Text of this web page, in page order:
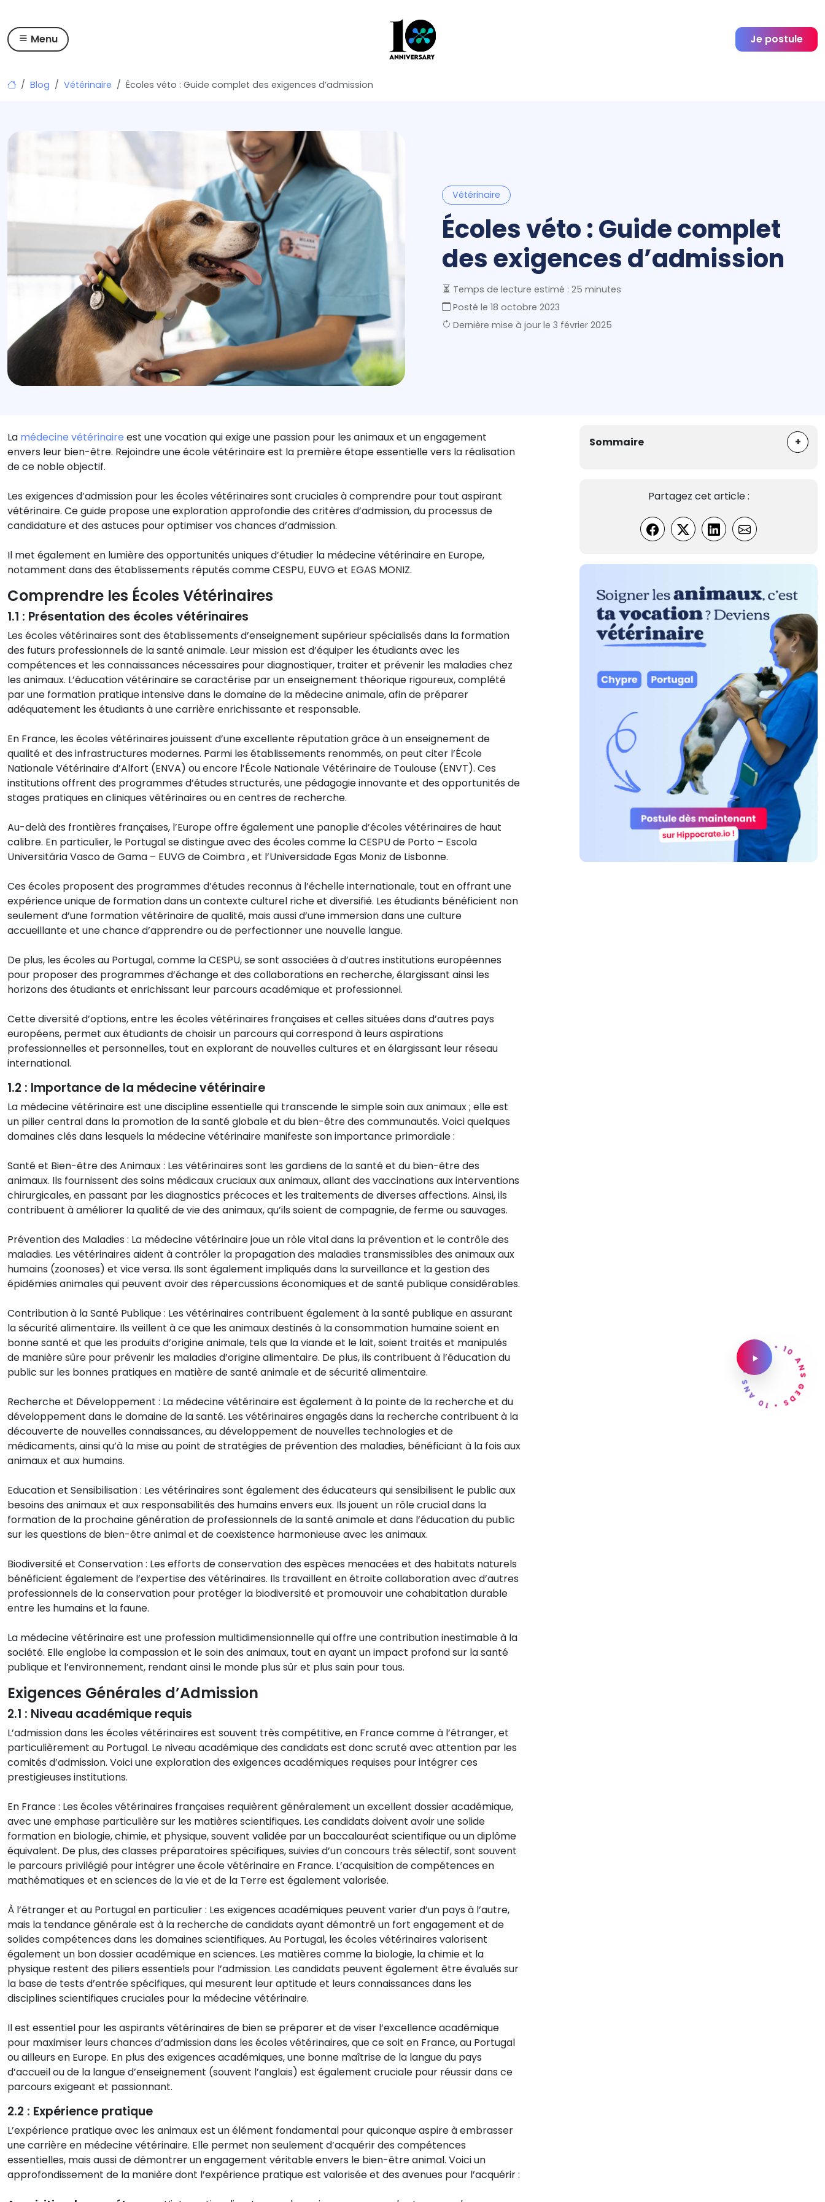
Skip
GEDS • 10 ANS • GEDS • 10 ANS •
Menu Je postule
Blog Vétérinaire Écoles véto : Guide complet des exigences d’admission
Vétérinaire
Écoles véto : Guide complet
des exigences d’admission
Temps de lecture estimé : 25 minutes
Posté le 18 octobre 2023
Dernière mise à jour le 3 février 2025
La médecine vétérinaire est une vocation qui exige une passion pour les animaux et un engagement
envers leur bien-être. Rejoindre une école vétérinaire est la première étape essentielle vers la réalisation
de ce noble objectif.
Les exigences d’admission pour les écoles vétérinaires sont cruciales à comprendre pour tout aspirant
vétérinaire. Ce guide propose une exploration approfondie des critères d’admission, du processus de
candidature et des astuces pour optimiser vos chances d’admission.
Il met également en lumière des opportunités uniques d’étudier la médecine vétérinaire en Europe,
notamment dans des établissements réputés comme CESPU, EUVG et EGAS MONIZ.
Comprendre les Écoles Vétérinaires
1.1 : Présentation des écoles vétérinaires
Les écoles vétérinaires sont des établissements d’enseignement supérieur spécialisés dans la formation
des futurs professionnels de la santé animale. Leur mission est d’équiper les étudiants avec les
compétences et les connaissances nécessaires pour diagnostiquer, traiter et prévenir les maladies chez
les animaux. L’éducation vétérinaire se caractérise par un enseignement théorique rigoureux, complété
par une formation pratique intensive dans le domaine de la médecine animale, afin de préparer
adéquatement les étudiants à une carrière enrichissante et responsable.
En France, les écoles vétérinaires jouissent d’une excellente réputation grâce à un enseignement de
qualité et des infrastructures modernes. Parmi les établissements renommés, on peut citer l’École
Nationale Vétérinaire d’Alfort (ENVA) ou encore l’École Nationale Vétérinaire de Toulouse (ENVT). Ces
institutions offrent des programmes d’études structurés, une pédagogie innovante et des opportunités de
stages pratiques en cliniques vétérinaires ou en centres de recherche.
Au-delà des frontières françaises, l’Europe offre également une panoplie d’écoles vétérinaires de haut
calibre. En particulier, le Portugal se distingue avec des écoles comme la CESPU de Porto – Escola
Universitária Vasco de Gama – EUVG de Coimbra , et l’Universidade Egas Moniz de Lisbonne.
Ces écoles proposent des programmes d’études reconnus à l’échelle internationale, tout en offrant une
expérience unique de formation dans un contexte culturel riche et diversifié. Les étudiants bénéficient non
seulement d’une formation vétérinaire de qualité, mais aussi d’une immersion dans une culture
accueillante et une chance d’apprendre ou de perfectionner une nouvelle langue.
De plus, les écoles au Portugal, comme la CESPU, se sont associées à d’autres institutions européennes
pour proposer des programmes d’échange et des collaborations en recherche, élargissant ainsi les
horizons des étudiants et enrichissant leur parcours académique et professionnel.
Cette diversité d’options, entre les écoles vétérinaires françaises et celles situées dans d’autres pays
européens, permet aux étudiants de choisir un parcours qui correspond à leurs aspirations
professionnelles et personnelles, tout en explorant de nouvelles cultures et en élargissant leur réseau
international.
1.2 : Importance de la médecine vétérinaire
La médecine vétérinaire est une discipline essentielle qui transcende le simple soin aux animaux ; elle est
un pilier central dans la promotion de la santé globale et du bien-être des communautés. Voici quelques
domaines clés dans lesquels la médecine vétérinaire manifeste son importance primordiale :
Santé et Bien-être des Animaux : Les vétérinaires sont les gardiens de la santé et du bien-être des
animaux. Ils fournissent des soins médicaux cruciaux aux animaux, allant des vaccinations aux interventions
chirurgicales, en passant par les diagnostics précoces et les traitements de diverses affections. Ainsi, ils
contribuent à améliorer la qualité de vie des animaux, qu’ils soient de compagnie, de ferme ou sauvages.
Prévention des Maladies : La médecine vétérinaire joue un rôle vital dans la prévention et le contrôle des
maladies. Les vétérinaires aident à contrôler la propagation des maladies transmissibles des animaux aux
humains (zoonoses) et vice versa. Ils sont également impliqués dans la surveillance et la gestion des
épidémies animales qui peuvent avoir des répercussions économiques et de santé publique considérables.
Contribution à la Santé Publique : Les vétérinaires contribuent également à la santé publique en assurant
la sécurité alimentaire. Ils veillent à ce que les animaux destinés à la consommation humaine soient en
bonne santé et que les produits d’origine animale, tels que la viande et le lait, soient traités et manipulés
de manière sûre pour prévenir les maladies d’origine alimentaire. De plus, ils contribuent à l’éducation du
public sur les bonnes pratiques en matière de santé animale et de sécurité alimentaire.
Recherche et Développement : La médecine vétérinaire est également à la pointe de la recherche et du
développement dans le domaine de la santé. Les vétérinaires engagés dans la recherche contribuent à la
découverte de nouvelles connaissances, au développement de nouvelles technologies et de
médicaments, ainsi qu’à la mise au point de stratégies de prévention des maladies, bénéficiant à la fois aux
animaux et aux humains.
Education et Sensibilisation : Les vétérinaires sont également des éducateurs qui sensibilisent le public aux
besoins des animaux et aux responsabilités des humains envers eux. Ils jouent un rôle crucial dans la
formation de la prochaine génération de professionnels de la santé animale et dans l’éducation du public
sur les questions de bien-être animal et de coexistence harmonieuse avec les animaux.
Biodiversité et Conservation : Les efforts de conservation des espèces menacées et des habitats naturels
bénéficient également de l’expertise des vétérinaires. Ils travaillent en étroite collaboration avec d’autres
professionnels de la conservation pour protéger la biodiversité et promouvoir une cohabitation durable
entre les humains et la faune.
La médecine vétérinaire est une profession multidimensionnelle qui offre une contribution inestimable à la
société. Elle englobe la compassion et le soin des animaux, tout en ayant un impact profond sur la santé
publique et l’environnement, rendant ainsi le monde plus sûr et plus sain pour tous.
Exigences Générales d’Admission
2.1 : Niveau académique requis
L’admission dans les écoles vétérinaires est souvent très compétitive, en France comme à l’étranger, et
particulièrement au Portugal. Le niveau académique des candidats est donc scruté avec attention par les
comités d’admission. Voici une exploration des exigences académiques requises pour intégrer ces
prestigieuses institutions.
En France : Les écoles vétérinaires françaises requièrent généralement un excellent dossier académique,
avec une emphase particulière sur les matières scientifiques. Les candidats doivent avoir une solide
formation en biologie, chimie, et physique, souvent validée par un baccalauréat scientifique ou un diplôme
équivalent. De plus, des classes préparatoires spécifiques, suivies d’un concours très sélectif, sont souvent
le parcours privilégié pour intégrer une école vétérinaire en France. L’acquisition de compétences en
mathématiques et en sciences de la vie et de la Terre est également valorisée.
À l’étranger et au Portugal en particulier : Les exigences académiques peuvent varier d’un pays à l’autre,
mais la tendance générale est à la recherche de candidats ayant démontré un fort engagement et de
solides compétences dans les domaines scientifiques. Au Portugal, les écoles vétérinaires valorisent
également un bon dossier académique en sciences. Les matières comme la biologie, la chimie et la
physique restent des piliers essentiels pour l’admission. Les candidats peuvent également être évalués sur
la base de tests d’entrée spécifiques, qui mesurent leur aptitude et leurs connaissances dans les
disciplines scientifiques cruciales pour la médecine vétérinaire.
Il est essentiel pour les aspirants vétérinaires de bien se préparer et de viser l’excellence académique
pour maximiser leurs chances d’admission dans les écoles vétérinaires, que ce soit en France, au Portugal
ou ailleurs en Europe. En plus des exigences académiques, une bonne maîtrise de la langue du pays
d’accueil ou de la langue d’enseignement (souvent l’anglais) est également cruciale pour réussir dans ce
parcours exigeant et passionnant.
2.2 : Expérience pratique
L’expérience pratique avec les animaux est un élément fondamental pour quiconque aspire à embrasser
une carrière en médecine vétérinaire. Elle permet non seulement d’acquérir des compétences
essentielles, mais aussi de démontrer un engagement véritable envers le bien-être animal. Voici un
approfondissement de la manière dont l’expérience pratique est valorisée et des avenues pour l’acquérir :
Sommaire +
Partagez cet article :